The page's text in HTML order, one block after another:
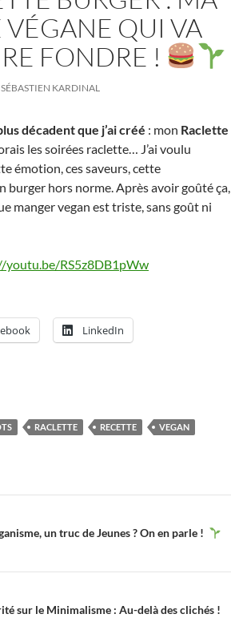
VÉGANE QUI VA
FONDRE !
SÉBASTIEN KARDINAL
décadent que j’ai créé : mon Raclette
les soirées raclette… J’ai voulu
émotion, ces saveurs, cette
burger hors norme. Après avoir goûté ça,
manger vegan est triste, sans goût ni
youtu.be/RS5z8DB1pWw
LinkedIn
RACLETTE RECETTE
VEGAN
un truc de Jeunes ? On en parle !
sur le Minimalisme : Au-delà des clichés !